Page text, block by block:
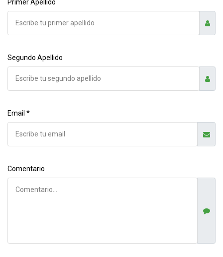
Primer Apellido
Segundo Apellido
Email *
Comentario